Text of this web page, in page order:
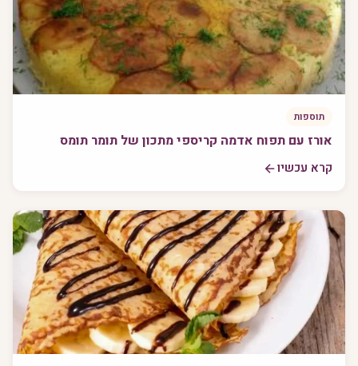
תוספות
אורז עם תפוח אדמה קריספי מתכון של תומר תומס
קרא עכשיו